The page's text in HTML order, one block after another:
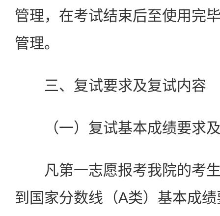
管理，在考试结束后至使用完
管理。
三、复试要求及复试内容
（一）复试基本成绩要求及
凡第一志愿报考我院的考生
到国家分数线（A类）基本成